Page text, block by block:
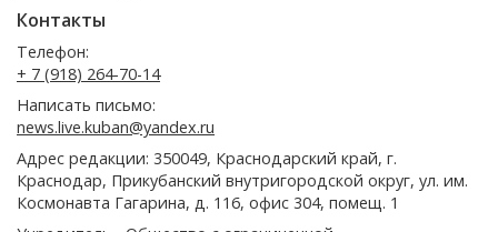
Контакты
Телефон:
+ 7 (918) 264-70-14
Написать письмо:
news.live.kuban@yandex.ru
Адрес редакции: 350049, Краснодарский край, г.
Краснодар, Прикубанский внутригородской округ, ул. им.
Космонавта Гагарина, д. 116, офис 304, помещ. 1